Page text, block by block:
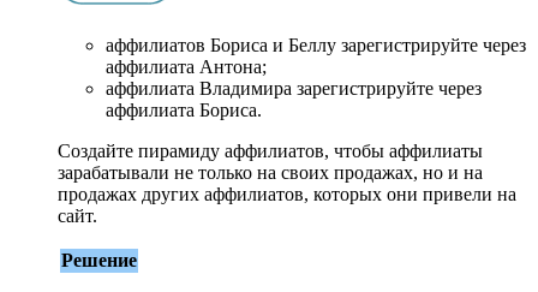
аффилиатов Бориса и Беллу зарегистрируйте через
аффилиата Антона;
аффилиата Владимира зарегистрируйте через
аффилиата Бориса.
Создайте пирамиду аффилиатов, чтобы аффилиаты
зарабатывали не только на своих продажах, но и на
продажах других аффилиатов, которых они привели на
сайт.
Решение